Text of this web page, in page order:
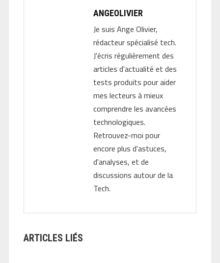
ANGEOLIVIER
Je suis Ange Olivier,
rédacteur spécialisé tech.
J'écris régulièrement des
articles d'actualité et des
tests produits pour aider
mes lecteurs à mieux
comprendre les avancées
technologiques.
Retrouvez-moi pour
encore plus d'astuces,
d'analyses, et de
discussions autour de la
Tech.
ARTICLES LIÉS